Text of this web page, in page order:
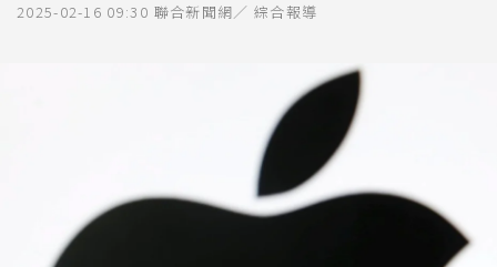
2025-02-16 09:30 聯合新聞網／ 綜合報導